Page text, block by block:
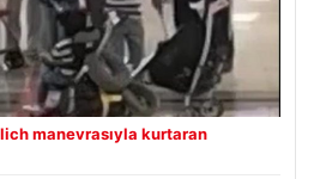
manevrasıyla kurtaran